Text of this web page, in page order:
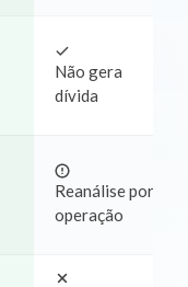
Não gera
dívida
Reanálise por
operação